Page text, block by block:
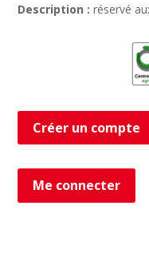
Description : réservé
Créer un compte
Me connecter